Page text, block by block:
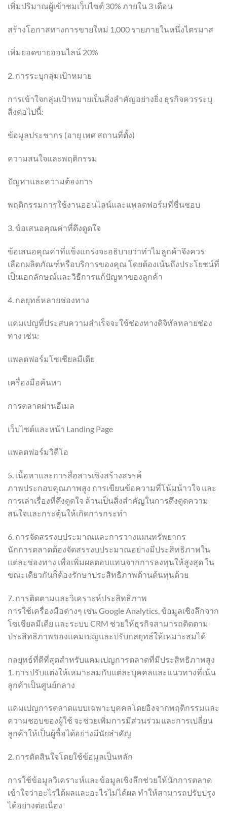
เพิ่มปริมาณผู้เข้าชมเว็บไซต์ 30% ภายใน 3 เดือน
สร้างโอกาสทางการขายใหม่ 1,000 รายภายในหนึ่งไตรมาส
เพิ่มยอดขายออนไลน์ 20%
2. การระบุกลุ่มเป้าหมาย
การเข้าใจกลุ่มเป้าหมายเป็นสิ่งสำคัญอย่างยิ่ง ธุรกิจควรระบุ
สิ่งต่อไปนี้:
ข้อมูลประชากร (อายุ เพศ สถานที่ตั้ง)
ความสนใจและพฤติกรรม
ปัญหาและความต้องการ
พฤติกรรมการใช้งานออนไลน์และแพลตฟอร์มที่ชื่นชอบ
3. ข้อเสนอคุณค่าที่ดึงดูดใจ
ข้อเสนอคุณค่าที่แข็งแกร่งจะอธิบายว่าทำไมลูกค้าจึงควร
เลือกผลิตภัณฑ์หรือบริการของคุณ โดยต้องเน้นถึงประโยชน์ที่
เป็นเอกลักษณ์และวิธีการแก้ปัญหาของลูกค้า
4. กลยุทธ์หลายช่องทาง
แคมเปญที่ประสบความสำเร็จจะใช้ช่องทางดิจิทัลหลายช่อง
ทาง เช่น:
แพลตฟอร์มโซเชียลมีเดีย
เครื่องมือค้นหา
การตลาดผ่านอีเมล
เว็บไซต์และหน้า Landing Page
แพลตฟอร์มวิดีโอ
5. เนื้อหาและการสื่อสารเชิงสร้างสรรค์
ภาพประกอบคุณภาพสูง การเขียนข้อความที่โน้มน้าวใจ และ
การเล่าเรื่องที่ดึงดูดใจ ล้วนเป็นสิ่งสำคัญในการดึงดูดความ
สนใจและกระตุ้นให้เกิดการกระทำ
6. การจัดสรรงบประมาณและการวางแผนทรัพยากร
นักการตลาดต้องจัดสรรงบประมาณอย่างมีประสิทธิภาพใน
แต่ละช่องทาง เพื่อเพิ่มผลตอบแทนจากการลงทุนให้สูงสุด ใน
ขณะเดียวกันก็ต้องรักษาประสิทธิภาพด้านต้นทุนด้วย
7. การติดตามและวิเคราะห์ประสิทธิภาพ
การใช้เครื่องมือต่างๆ เช่น Google Analytics, ข้อมูลเชิงลึกจาก
โซเชียลมีเดีย และระบบ CRM ช่วยให้ธุรกิจสามารถติดตาม
ประสิทธิภาพของแคมเปญและปรับกลยุทธ์ให้เหมาะสมได้
กลยุทธ์ที่ดีที่สุดสำหรับแคมเปญการตลาดที่มีประสิทธิภาพสูง
1. การปรับแต่งให้เหมาะสมกับแต่ละบุคคลและแนวทางที่เน้น
ลูกค้าเป็นศูนย์กลาง
แคมเปญการตลาดแบบเฉพาะบุคคลโดยอิงจากพฤติกรรมและ
ความชอบของผู้ใช้ จะช่วยเพิ่มการมีส่วนร่วมและการเปลี่ยน
ลูกค้าให้เป็นผู้ซื้อได้อย่างมีนัยสำคัญ
2. การตัดสินใจโดยใช้ข้อมูลเป็นหลัก
การใช้ข้อมูลวิเคราะห์และข้อมูลเชิงลึกช่วยให้นักการตลาด
เข้าใจว่าอะไรได้ผลและอะไรไม่ได้ผล ทำให้สามารถปรับปรุง
ได้อย่างต่อเนื่อง